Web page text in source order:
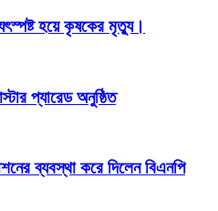
হয়ে কৃষকের মৃত্যু।
প্যারেড অনুষ্ঠিত
ব্যবস্থা করে দিলেন বিএনপি